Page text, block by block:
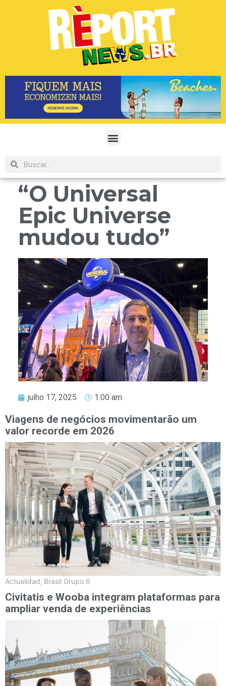
“O Universal
Epic Universe
mudou tudo”
julho 17, 2025 1:00 am
Viagens de negócios movimentarão um
valor recorde em 2026
Actualidad, Brasil Grupo 6
Civitatis e Wooba integram plataformas para
ampliar venda de experiências